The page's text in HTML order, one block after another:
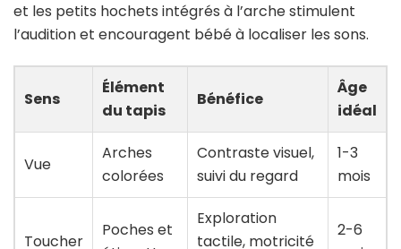
et les petits hochets intégrés à l’arche stimulent
l’audition et encouragent bébé à localiser les sons.
Sens
Élément
du tapis
Bénéfice
Âge
idéal
Vue
Arches
colorées
Contraste visuel,
suivi du regard
1-3
mois
Toucher
Poches et
Exploration
tactile, motricité
2-6